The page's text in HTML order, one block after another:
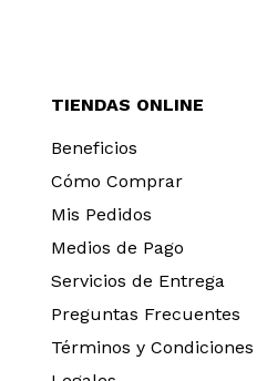
TIENDAS ONLINE
Beneficios
Cómo Comprar
Mis Pedidos
Medios de Pago
Servicios de Entrega
Preguntas Frecuentes
Términos y Condiciones